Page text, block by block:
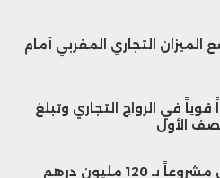
مونديال 2030 تضع الميزان التجاري المغربي أمام
في الرواج التجاري وتبلغ
جامعة ألعاب القوى تطلق مشروعاً بـ 120 مليون درهم